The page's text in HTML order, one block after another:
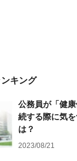
キング
公務員が「健
続する際に気
は？
2023/08/21